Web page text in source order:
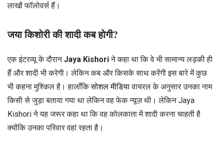
लाखों फॉलोवर्स हैं।
जया किशोरी की शादी कब होगी?
एक इंटरव्यू के दौरान Jaya Kishoriने कहा था कि वे भी सामान्य लड़की ही
हैं और शादी भी करेगी। लेकिन कब और किसके साथ करेंगी इस बारे में कुछ
भी कहना मुश्किल है। हालाँकिसोशल मीडियावायरल के अनुसार उनका नाम
किसी से जुड़ा बताया गया था लेकिन वह फेक न्यूज़ थी। लेकिन Jaya
Kishori ने यह जरूर कहा था कि वह कोलकाता में शादी करना चाहती है
क्योंकि उनका परिवार वहां रहता है।